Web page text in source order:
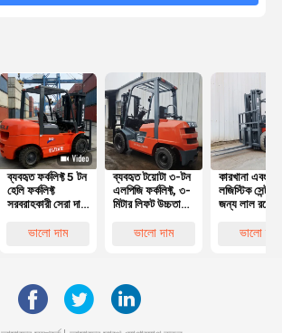
ব্যবহৃত ফর্কলিফ্ট 5 টন
হেলি ফর্কলিফ্ট
সরবরাহকারী সেরা দাম
হেলি 50 5 টন
ভালো দাম
ব্যবহৃত টয়োটা ৩-টন
এলপিজি ফর্কলিফ্ট, ৩-
মিটার লিফট উচ্চতা
হাইড্রোলিক সিস্টেম
ভালো দাম
কারখানা এবং
লজিস্টিক
জন্য লাল রঙের
ডিজেল ফর্কলিফ্ট
ভালো দাম